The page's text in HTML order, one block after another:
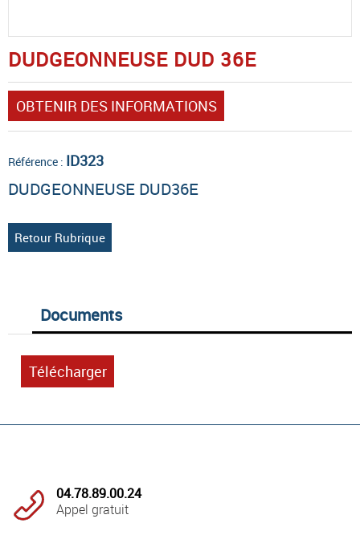
DUDGEONNEUSE DUD 36E
OBTENIR DES INFORMATIONS
Référence : ID323
DUDGEONNEUSE DUD36E
Retour Rubrique
Documents
Télécharger
04.78.89.00.24
Appel gratuit